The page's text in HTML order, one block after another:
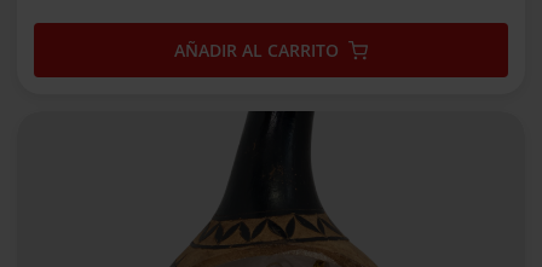
AÑADIR AL CARRITO